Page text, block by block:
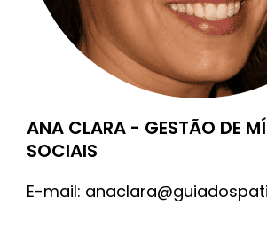
ANA CLARA - GESTÃO DE
SOCIAIS
E-mail: